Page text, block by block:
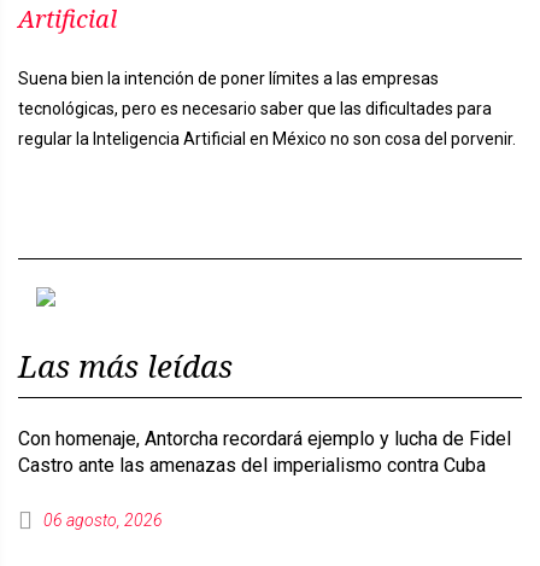
Artificial
Suena bien la intención de poner límites a las empresas
tecnológicas, pero es necesario saber que las dificultades para
regular la Inteligencia Artificial en México no son cosa del porvenir.
Las más leídas
Con homenaje, Antorcha recordará ejemplo y lucha de Fidel
Castro ante las amenazas del imperialismo contra Cuba
06 agosto, 2026